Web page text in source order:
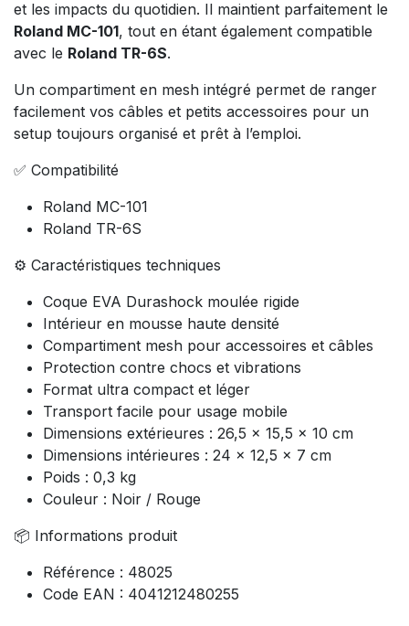
et les impacts du quotidien. Il maintient parfaitement le
Roland MC-101, tout en étant également compatible
avec le Roland TR-6S.
Un compartiment en mesh intégré permet de ranger
facilement vos câbles et petits accessoires pour un
setup toujours organisé et prêt à l’emploi.
✅ Compatibilité
Roland MC-101
Roland TR-6S
⚙️ Caractéristiques techniques
Coque EVA Durashock moulée rigide
Intérieur en mousse haute densité
Compartiment mesh pour accessoires et câbles
Protection contre chocs et vibrations
Format ultra compact et léger
Transport facile pour usage mobile
Dimensions extérieures : 26,5 x 15,5 x 10 cm
Dimensions intérieures : 24 x 12,5 x 7 cm
Poids : 0,3 kg
Couleur : Noir / Rouge
📦 Informations produit
Référence : 48025
Code EAN : 4041212480255